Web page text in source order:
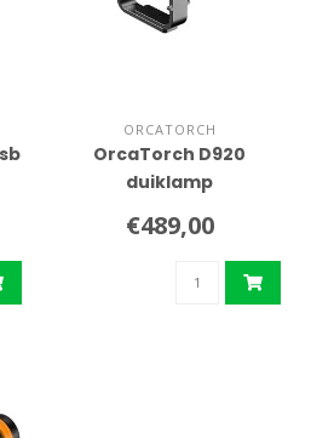
ORCATORCH
OrcaTorch D920
duiklamp
€489,00